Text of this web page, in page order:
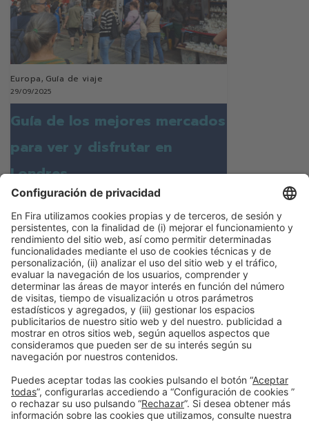
Europa, Guía de viaje
29/09/2025
Guía de los mejores mercados
para ver y disfrutar en
Londres
En Londres es posible encontrar de todo y
de cualquier lugar y sus galerías y calles
llenas de tenderetes siguen siendo una
garantía para buscar gangas, novedades y
aquello que pensaba que nunca podrías
hallar
Continuar leyendo
Información generalAviso legalPolítica de privacidad